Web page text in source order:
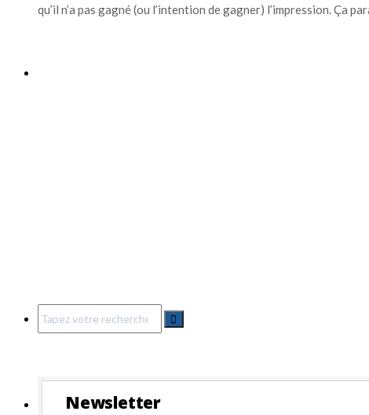
qu’il n’a pas gagné (ou l’intention de gagner) l’impression. Ça
for:
Newsletter